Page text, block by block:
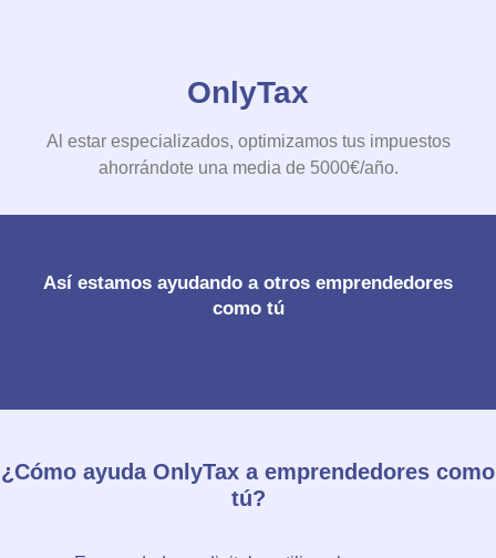
OnlyTax
Al estar especializados, optimizamos tus impuestos
ahorrándote una media de 5000€/año.
Así estamos ayudando a otros emprendedores
como tú
¿Cómo ayuda OnlyTax a emprendedores como
tú?